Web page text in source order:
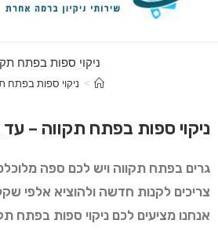
ניקוי ספות בפתח
> ניקוי ספות בפתח
ניקוי ספות בפתח תקווה –
גרים בפתח תקווה ויש לכם ספה
צריכים לקנות חדשה ולהוציא אלפי
אנחנו מציעים לכם ניקוי ספות בפתח